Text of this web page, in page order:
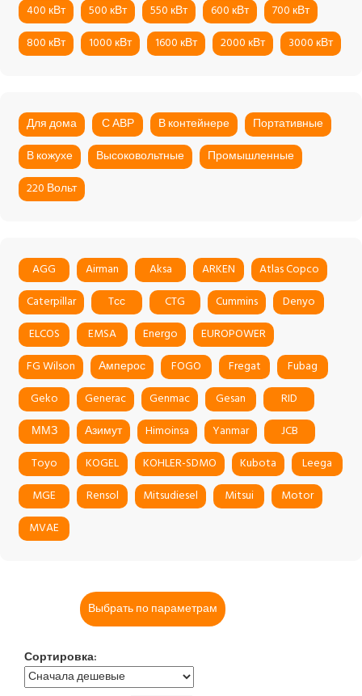
400 кВт
500 кВт 550 кВт 600 кВт
700 кВт
800 кВт
1000 кВт 1600 кВт 2000 кВт 3000 кВт
Для дома С АВР В контейнере
Портативные
В кожухе
Высоковольтные
Промышленные
220 Вольт
AGG Airman Aksa ARKEN
Atlas Copco
Caterpillar
Tсс CTG Cummins
Denyo
ELCOS
EMSA Energo
EUROPOWER
FG Wilson
Амперос FOGO Fregat
Fubag
Geko
Generac Genmac Gesan
RID
ММЗ
Азимут Himoinsa Yanmar
JCB
Toyo
KOGEL KOHLER-SDMO Kubota
Leega
MGE
Rensol Mitsudiesel Mitsui
Motor
MVAE
Выбрать по параметрам
Сортировка: